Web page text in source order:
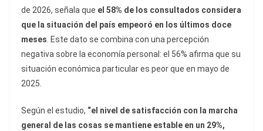
de 2026, señala que el 58% de los consultados considera
que la situación del país empeoró en los últimos doce
meses. Este dato se combina con una percepción
negativa sobre la economía personal: el 56% afirma que su
situación económica particular es peor que en mayo de
2025.
Según el estudio, “el nivel de satisfacción con la marcha
general de las cosas se mantiene estable en un 29%,